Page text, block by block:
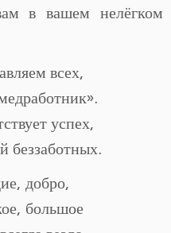
в вашем нелёгком
всех,
успех,
беззаботных.
добро,
большое